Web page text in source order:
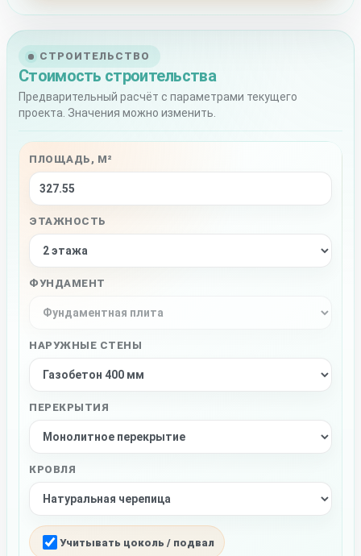
СТРОИТЕЛЬСТВО
Стоимость строительства
Предварительный расчёт с параметрами текущего
проекта. Значения можно изменить.
ПЛОЩАДЬ, М²
ЭТАЖНОСТЬ
ФУНДАМЕНТ
НАРУЖНЫЕ СТЕНЫ
ПЕРЕКРЫТИЯ
КРОВЛЯ
Учитывать цоколь / подвал